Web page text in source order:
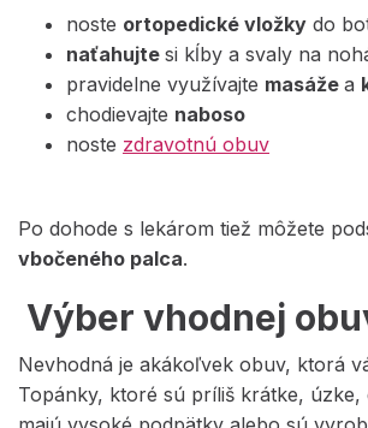
noste ortopedické vložky do
naťahujte si kĺby a svaly na
pravidelne využívajte masáže a
chodievajte naboso
noste zdravotnú obuv
Po dohode s lekárom tiež môžete
vbočeného palca.
Výber vhodnej
Nevhodná je akákoľvek obuv, ktorá
Topánky, ktoré sú príliš krátke, úzke,